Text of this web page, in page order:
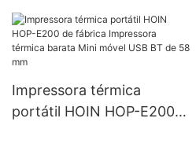
Impressora térmica
portátil HOIN HOP-E200